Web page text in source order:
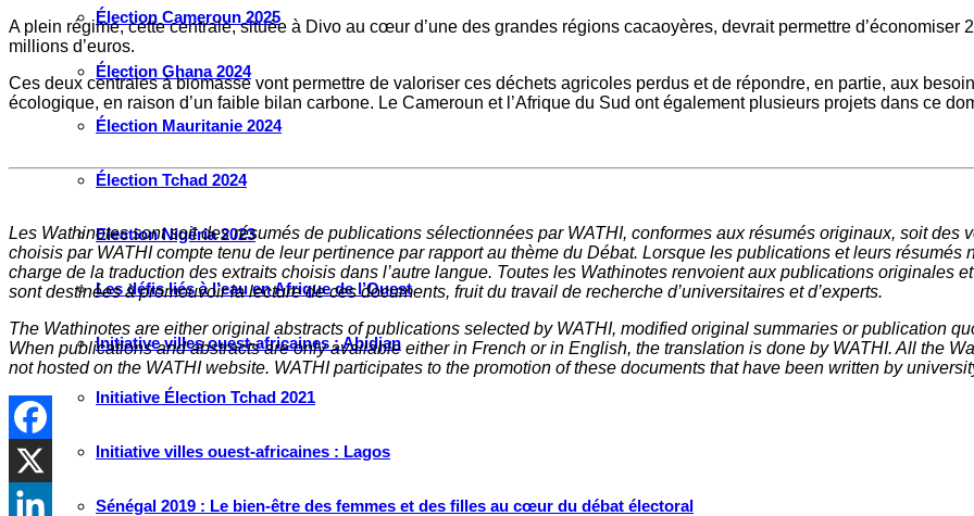
Élection Cameroun 2025
Élection Ghana 2024
Élection Mauritanie 2024
Élection Tchad 2024
Election Nigéria 2023
Les défis liés à l’eau en Afrique de l’Ouest
Initiative villes ouest-africaines : Abidjan
Initiative Élection Tchad 2021
Initiative villes ouest-africaines : Lagos
Sénégal 2019 : Le bien-être des femmes et des filles au cœur du débat électoral
A plein régime, cette centrale, située à Divo au cœur d’une des grandes régions cacaoyères, devrait permettre
millions d’euros.
Ces deux centrales à biomasse vont permettre de valoriser ces déchets agricoles perdus et de répondre, en partie, aux
écologique, en raison d’un faible bilan carbone. Le Cameroun et l’Afrique du Sud ont également plusieurs projets dans ce
Les Wathinotes sont soit des résumés de publications sélectionnées par WATHI, conformes aux résumés originaux, soit des
choisis par WATHI compte tenu de leur pertinence par rapport au thème du Débat. Lorsque les publications et leurs
charge de la traduction des extraits choisis dans l’autre langue. Toutes les Wathinotes renvoient aux publications originales
sont destinées à promouvoir la lecture de ces documents, fruit du travail de recherche d’universitaires et d’experts.
The Wathinotes are either original abstracts of publications selected by WATHI, modified original summaries or publication
When publications and abstracts are only available either in French or in English, the translation is done by WATHI. All the
not hosted on the WATHI website. WATHI participates to the promotion of these documents that have been written by